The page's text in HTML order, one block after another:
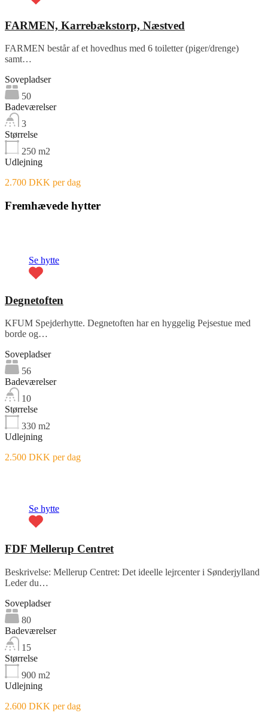
FARMEN, Karrebækstorp, Næstved
FARMEN består af et hovedhus med 6 toiletter (piger/drenge)
samt…
Sovepladser
50
Badeværelser
3
Størrelse
250 m2
Udlejning
2.700 DKK per dag
Fremhævede hytter
Se hytte
Degnetoften
KFUM Spejderhytte. Degnetoften har en hyggelig Pejsestue med
borde og…
Sovepladser
56
Badeværelser
10
Størrelse
330 m2
Udlejning
2.500 DKK per dag
Se hytte
FDF Mellerup Centret
Beskrivelse: Mellerup Centret: Det ideelle lejrcenter i Sønderjylland
Leder du…
Sovepladser
80
Badeværelser
15
Størrelse
900 m2
Udlejning
2.600 DKK per dag